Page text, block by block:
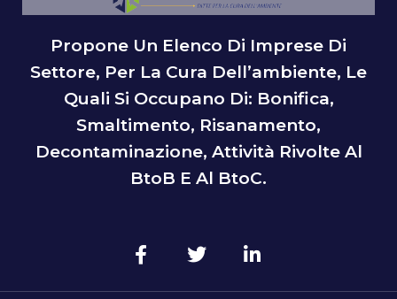
Propone Un Elenco Di Imprese Di
Settore, Per La Cura Dell’ambiente, Le
Quali Si Occupano Di: Bonifica,
Smaltimento, Risanamento,
Decontaminazione, Attività Rivolte Al
BtoB E Al BtoC.